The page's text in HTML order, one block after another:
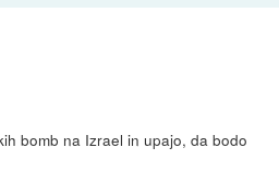
bomb na Izrael in upajo, da bodo